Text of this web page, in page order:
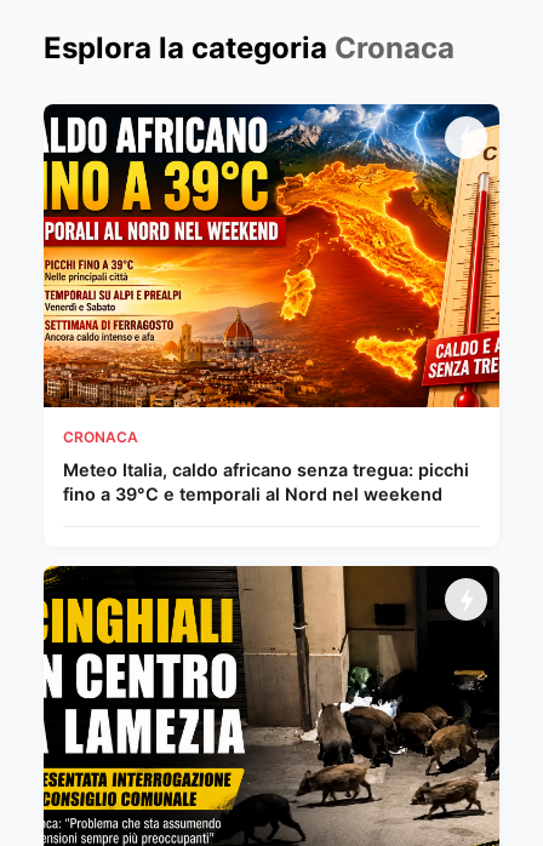
Esplora la categoria Cronaca
CRONACA
Meteo Italia, caldo africano senza tregua: picchi
fino a 39°C e temporali al Nord nel weekend